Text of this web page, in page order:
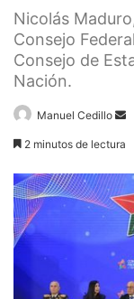
Nicolás
Consejo
Consejo de
Nación.
Manuel Cedillo
2 minutos de lectura